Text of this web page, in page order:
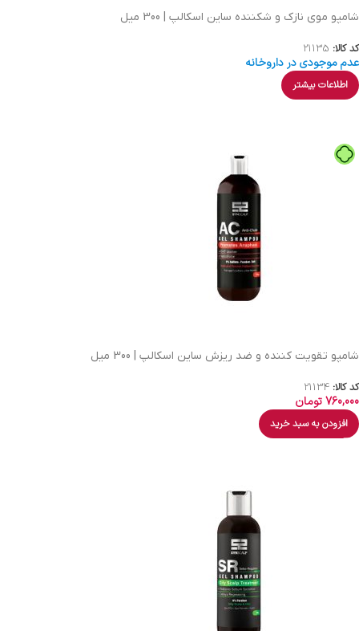
شامپو موی نازک و شکننده ساین اسکالپ | 300 میل
کد کالا: 21135
عدم موجودی در داروخانه
اطلاعات بیشتر
شامپو تقویت کننده و ضد ریزش ساین اسکالپ | 300 میل
کد کالا: 21134
760,000تومان
افزودن به سبد خرید